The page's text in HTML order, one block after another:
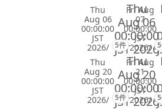
Thu
Aug 06
00:00:00
JST
2026/
Thu
Aug 06
00:00:00
JST 2026
5件
Fri Aug
07
00:00:00
JST
2026/
Thu
Aug 20
00:00:00
JST
2026/
Thu
Aug 20
00:00:00
JST 2026
5件
Fri Aug
21
00:00:00
JST
2026/